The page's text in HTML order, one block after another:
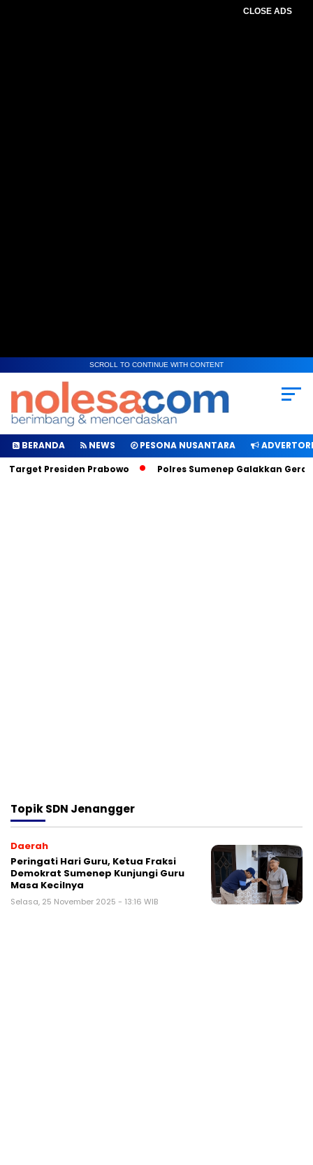
CLOSE ADS
SCROLL TO CONTINUE WITH CONTENT
BERANDA NEWS PESONA NUSANTARA
Presiden Prabowo
Polres Sumenep Galakkan
TopikSDN Jenangger
Daerah
Peringati Hari Guru, Ketua Fraksi
Demokrat Sumenep Kunjungi Guru
Masa Kecilnya
Selasa, 25 November 2025 - 13:16 WIB